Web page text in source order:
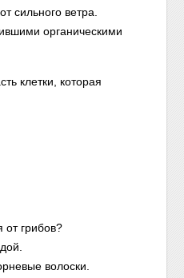
сильного ветра.
органическими
клетки, которая
от грибов?
волоски.